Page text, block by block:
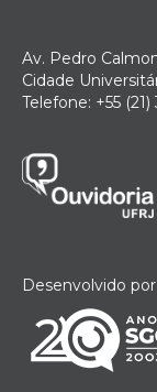
Av. Pedro
Cidade
Telefone: +55
Desenvolvido por